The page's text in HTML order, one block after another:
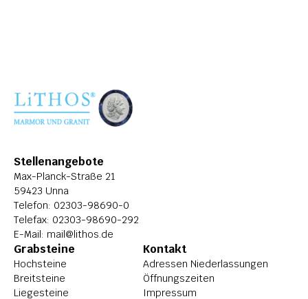
Stellenangebote
Max-Planck-Straße 21
59423 Unna
Telefon: 02303-98690-0
Telefax: 02303-98690-292
E-Mail: mail@lithos.de
Grabsteine
Hochsteine
Breitsteine
Liegesteine
Kontakt
Adressen Niederlassungen
Öffnungszeiten
Impressum